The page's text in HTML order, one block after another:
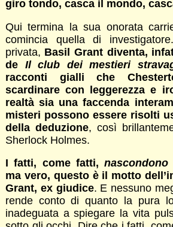
giro tondo, casca il mondo,
Qui termina la sua onorata
comincia quella di
privata, Basil Grant diventa,
deIl club dei mestieri
racconti gialli che
scardinare con leggerezza e
realtà sia una faccenda
misteri possono essere risolti
della deduzione, così
Sherlock Holmes.
I fatti, come fatti,nascondono
ma vero, questo è il motto
Grant, ex giudice. E nessuno
rende conto di quanto la pura
inadeguata a spiegare la vita